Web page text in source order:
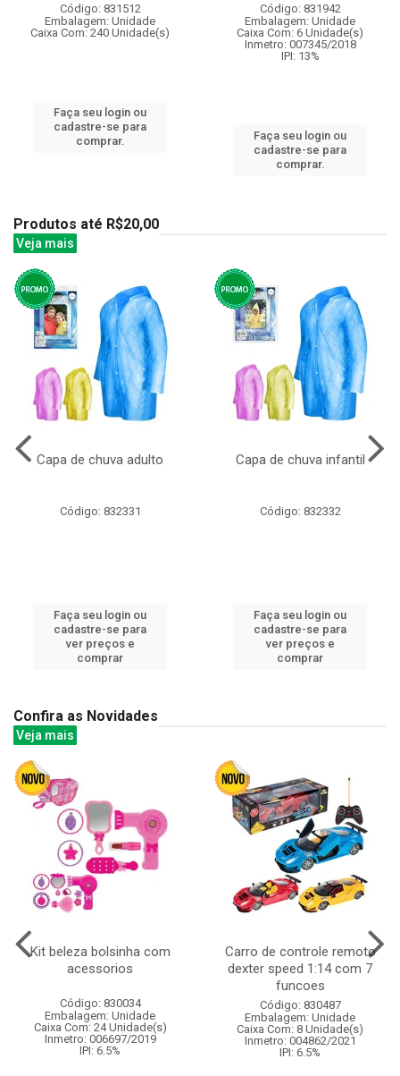
Código: 831512
Embalagem: Unidade
Caixa Com: 240 Unidade(s)
Faça seu login ou
cadastre-se para
comprar.
Código: 831942
Embalagem: Unidade
Caixa Com: 6 Unidade(s)
Inmetro: 007345/2018
IPI: 13%
Faça seu login ou
cadastre-se para
comprar.
Produtos até R$20,00
Veja mais
Capa de chuva adulto
Código: 832331
Faça seu login ou
cadastre-se para
ver preços e
comprar
Capa de chuva infantil
Código: 832332
Faça seu login ou
cadastre-se para
ver preços e
comprar
Confira as Novidades
Veja mais
Kit beleza bolsinha com
acessorios
Código: 830034
Embalagem: Unidade
Caixa Com: 24 Unidade(s)
Inmetro: 006697/2019
IPI: 6.5%
Carro de controle remoto
dexter speed 1:14 com 7
funcoes
Código: 830487
Embalagem: Unidade
Caixa Com: 8 Unidade(s)
Inmetro: 004862/2021
IPI: 6.5%